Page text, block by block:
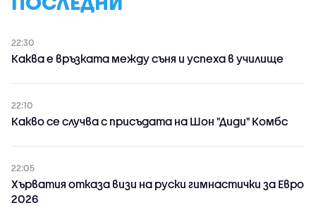
22:30
Каква е връзката между съня и успеха в училище
22:10
Какво се случва с присъдата на Шон "Диди" Комбс
22:05
Хърватия отказа визи на руски гимнастички за Евро
2026